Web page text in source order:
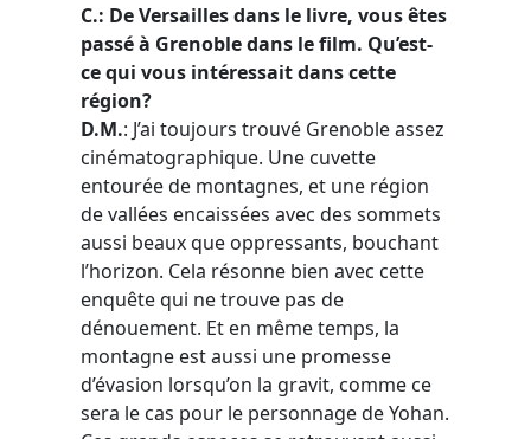
C.: De Versailles dans le livre, vous êtes
passé à Grenoble dans le film. Qu’est-
ce qui vous intéressait dans cette
région?
D.M.: J’ai toujours trouvé Grenoble assez
cinématographique. Une cuvette
entourée de montagnes, et une région
de vallées encaissées avec des sommets
aussi beaux que oppressants, bouchant
l’horizon. Cela résonne bien avec cette
enquête qui ne trouve pas de
dénouement. Et en même temps, la
montagne est aussi une promesse
d’évasion lorsqu’on la gravit, comme ce
sera le cas pour le personnage de Yohan.